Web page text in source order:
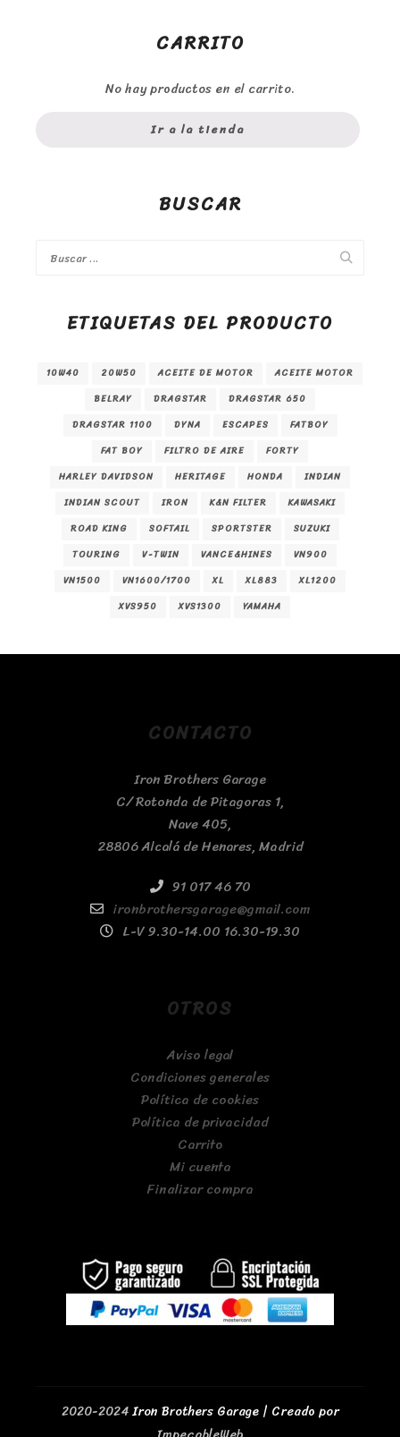
CARRITO
No hay productos en el carrito.
Ir a la tienda
BUSCAR
ETIQUETAS DEL PRODUCTO
10W40 20W50 ACEITE DE MOTOR
ACEITE MOTOR
BELRAY
DRAGSTAR
DRAGSTAR 650
DRAGSTAR 1100
DYNA ESCAPES
FATBOY
FAT BOY
FILTRO DE AIRE
FORTY
HARLEY DAVIDSON
HERITAGE HONDA
INDIAN
INDIAN SCOUT
IRON K&N FILTER
KAWASAKI
ROAD KING
SOFTAIL SPORTSTER
SUZUKI
TOURING
V-TWIN VANCE&HINES
VN900
VN1500
VN1600/1700 XL XL883
XL1200
XVS950
XVS1300 YAMAHA
CONTACTO
Iron Brothers Garage
C/ Rotonda de Pitagoras 1,
Nave 405,
28806 Alcalá de Henares, Madrid
91 017 46 70
ironbrothersgarage@gmail.com
L-V 9.30-14.00 16.30-19.30
OTROS
Aviso legal
Condiciones generales
Política de cookies
Política de privacidad
Carrito
Mi cuenta
Finalizar compra
2020-2024Iron Brothers Garage | Creado por